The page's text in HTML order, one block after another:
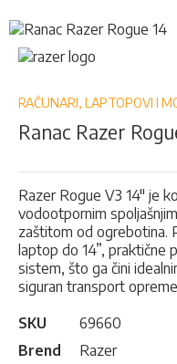
Skip
to
the
of
images
Skip
to
beginning
the
gallery
RAČUNARI, LAPTOPOVI I
Ranac Razer
Razer Rogue V3 14" je
vodootpornim
zaštitom od ogrebotina.
laptop do 14”, praktične
sistem, što ga čini
siguran transport
SKU
69660
Brend
Razer